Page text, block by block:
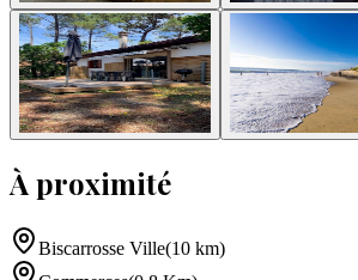
À proximité
Biscarrosse Ville(10 km)